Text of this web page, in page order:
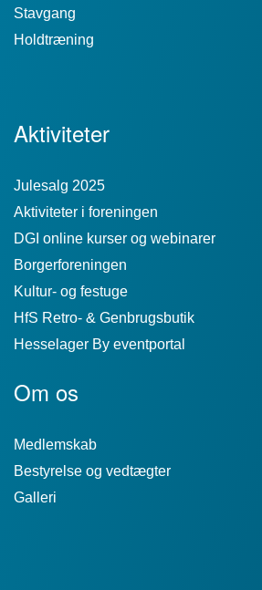
Stavgang
Holdtræning
Aktiviteter
Julesalg 2025
Aktiviteter i foreningen
DGI online kurser og webinarer
Borgerforeningen
Kultur- og festuge
HfS Retro- & Genbrugsbutik
Hesselager By eventportal
Om os
Medlemskab
Bestyrelse og vedtægter
Galleri